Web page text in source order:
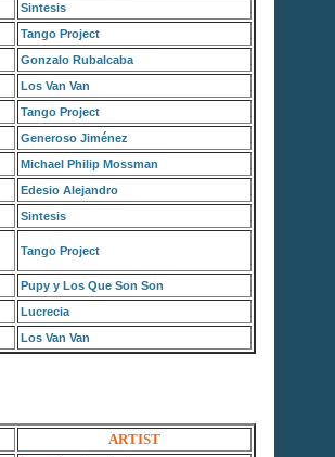
Sintesis
Tango Project
Gonzalo Rubalcaba
Los Van Van
Tango Project
Generoso Jiménez
Michael Philip Mossman
Edesio Alejandro
Sintesis
Tango Project
Pupy y Los Que Son Son
Lucrecia
Los Van Van
ARTIST